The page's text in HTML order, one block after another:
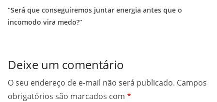
“Será que conseguiremos juntar energia antes que o
incomodo vira medo?”
Deixe um comentário
O seu endereço de e-mail não será publicado. Campos
obrigatórios são marcados com *